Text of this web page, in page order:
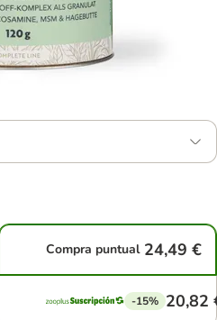
Compra puntual 24,49 €
-15% 20,82